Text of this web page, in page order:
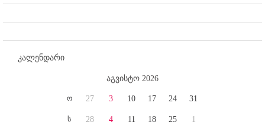
კალენდარი
აგვისტო 2026
ო
ს
27
28
3
4
10
11
17
18
24
25
31
1